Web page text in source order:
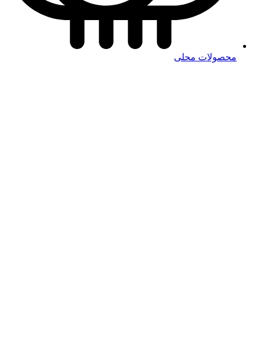
محصولات محلی